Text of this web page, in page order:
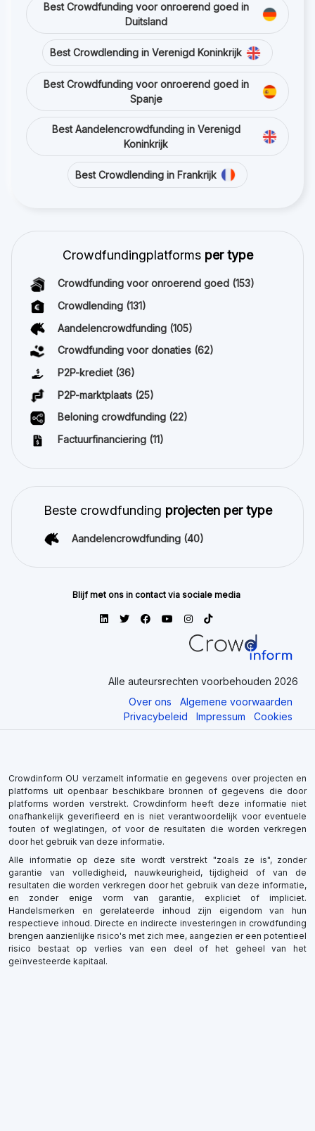
Best Crowdfunding voor onroerend goed in
Duitsland
Best Crowdlending in Verenigd Koninkrijk
Best Crowdfunding voor onroerend goed in
Spanje
Best Aandelencrowdfunding in Verenigd
Koninkrijk
Best Crowdlending in Frankrijk
Crowdfundingplatforms per type
Crowdfunding voor onroerend goed (153)
Crowdlending (131)
Aandelencrowdfunding (105)
Crowdfunding voor donaties (62)
P2P-krediet (36)
P2P-marktplaats (25)
Beloning crowdfunding (22)
Factuurfinanciering (11)
Beste crowdfunding projecten per type
Aandelencrowdfunding (40)
Blijf met ons in contact via sociale media
Alle auteursrechten voorbehouden 2026
Over ons
Algemene voorwaarden
Privacybeleid
Impressum Cookies
Crowdinform OU verzamelt informatie en gegevens over projecten en
platforms uit openbaar beschikbare bronnen of gegevens die door
platforms worden verstrekt. Crowdinform heeft deze informatie niet
onafhankelijk geverifieerd en is niet verantwoordelijk voor eventuele
fouten of weglatingen, of voor de resultaten die worden verkregen
door het gebruik van deze informatie.
Alle informatie op deze site wordt verstrekt "zoals ze is", zonder
garantie van volledigheid, nauwkeurigheid, tijdigheid of van de
resultaten die worden verkregen door het gebruik van deze informatie,
en zonder enige vorm van garantie, expliciet of impliciet.
Handelsmerken en gerelateerde inhoud zijn eigendom van hun
respectieve inhoud. Directe en indirecte investeringen in crowdfunding
brengen aanzienlijke risico's met zich mee, aangezien er een potentieel
risico bestaat op verlies van een deel of het geheel van het
geïnvesteerde kapitaal.